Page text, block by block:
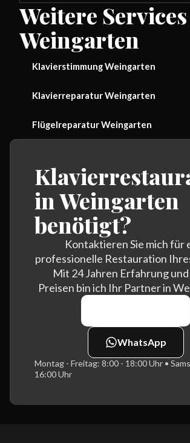
Weitere
Weingarten
Klavierstimmung Weingarten
Klavierreparatur Weingarten
Flügelreparatur Weingarten
in Weingarten
benötigt?
Kontaktieren Sie mich für
professionelle Restauration
Mit 24 Jahren Erfahrung
Preisen bin ich Ihr Partner in
WhatsApp
Montag - Freitag: 8:00 - 18:00 Uhr •
16:00 Uhr